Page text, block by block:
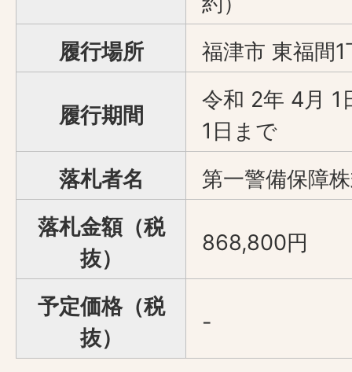
履行場所
福津市 東福間
履行期間
令和 2年 4月 1
1日まで
落札者名
第一警備保障
落札金額（税
抜）
868,800円
予定価格（税
抜）
-